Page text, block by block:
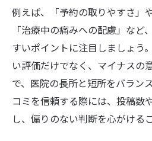
例えば、「予約の取りやすさ」
「治療中の痛みへの配慮」など
すいポイントに注目しましょう
い評価だけでなく、マイナスの
で、医院の長所と短所をバラン
コミを信頼する際には、投稿数
し、偏りのない判断を心がける